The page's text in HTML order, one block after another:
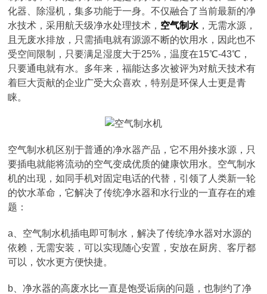
化器、除湿机，集多功能于一身。不仅融合了当前最新的净
水技术，采用航天级净水处理技术， 空气制水 ，无需水源，
且无废水排放，只需插电就有源源不断的饮用水，因此也不
受空间限制，只要满足湿度大于25%，温度在15℃-43℃，
只要通电就有水。多年来，福能达多次被评为对航天技术有
着巨大贡献的企业广受大众喜欢，特别是环保人士更是青
睐。
空气制水机区别于普通的净水器产品，它不用外接水源，只
要插电就能将流动的空气变成优质的健康饮用水。空气制水
机的出现，如同手机对固定电话的代替，引领了人类新一轮
的饮水革命，它解决了传统净水器和水行业的一直存在的难
题：
a、空气制水机插电即可制水，解决了传统净水器对水源的
依赖，无需安装，可以实现随心安置，安放在厨房、客厅都
可以，饮水更方便快捷。
b、净水器的高废水比一直是饱受诟病的问题，也制约了净